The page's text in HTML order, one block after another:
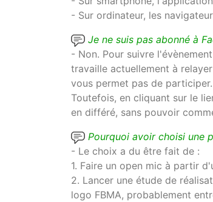
- Sur ordinateur, les
Je ne suis pas abonné à
- Non. Pour suivre
travaille actuellement à
vous permet pas de participer.
Toutefois, en cliquant sur le
en différé, sans pouvoir
Pourquoi avoir choisi une
- Le choix a du être fait de :
1. Faire un open mic à partir
2. Lancer une étude de
logo FBMA, probablement